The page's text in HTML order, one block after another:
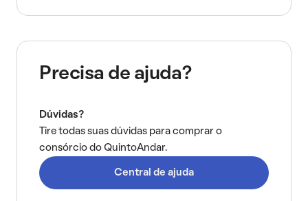
Precisa de ajuda?
Dúvidas?
Tire todas suas dúvidas para comprar o
consórcio do QuintoAndar.
Central de ajuda